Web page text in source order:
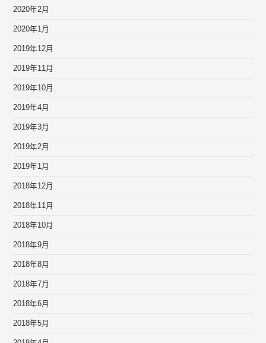
2020年2月
2020年1月
2019年12月
2019年11月
2019年10月
2019年4月
2019年3月
2019年2月
2019年1月
2018年12月
2018年11月
2018年10月
2018年9月
2018年8月
2018年7月
2018年6月
2018年5月